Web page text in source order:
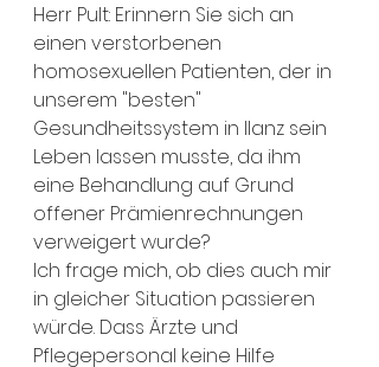
Herr Pult: Erinnern Sie sich an
einen verstorbenen
homosexuellen Patienten, der in
unserem "besten"
Gesundheitssystem in Ilanz sein
Leben lassen musste, da ihm
eine Behandlung auf Grund
offener Prämienrechnungen
verweigert wurde?
Ich frage mich, ob dies auch mir
in gleicher Situation passieren
würde. Dass Ärzte und
Pflegepersonal keine Hilfe